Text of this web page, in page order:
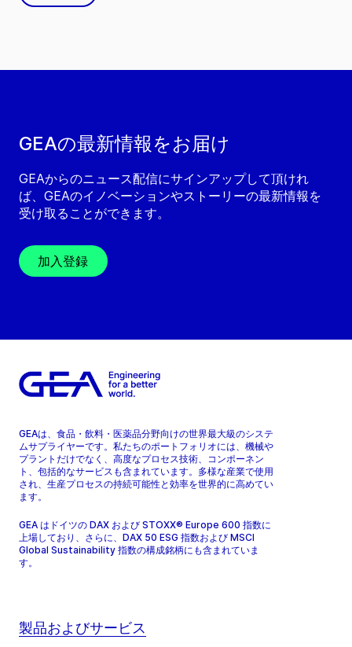
GEAの最新情報をお届け
GEAからのニュース配信にサインアップして頂けれ
ば、GEAのイノベーションやストーリーの最新情報を
受け取ることができます。
加入登録
GEAは、食品・飲料・医薬品分野向けの世界最大級のシステ
ムサプライヤーです。私たちのポートフォリオには、機械や
プラントだけでなく、高度なプロセス技術、コンポーネン
ト、包括的なサービスも含まれています。多様な産業で使用
され、生産プロセスの持続可能性と効率を世界的に高めてい
ます。
GEA はドイツの DAX および STOXX® Europe 600 指数に
上場しており、さらに、DAX 50 ESG 指数および MSCI
Global Sustainability 指数の構成銘柄にも含まれていま
す。
製品およびサービス